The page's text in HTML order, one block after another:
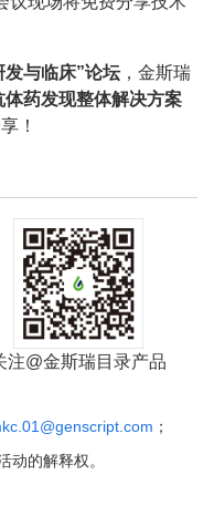
与临床”论坛，金斯瑞
体药发现整体解决方案
！
注@金斯瑞目录产品
；
动的解释权。